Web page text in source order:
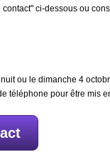
ci-dessous ou
ou le dimanche 4
téléphone pour être mis